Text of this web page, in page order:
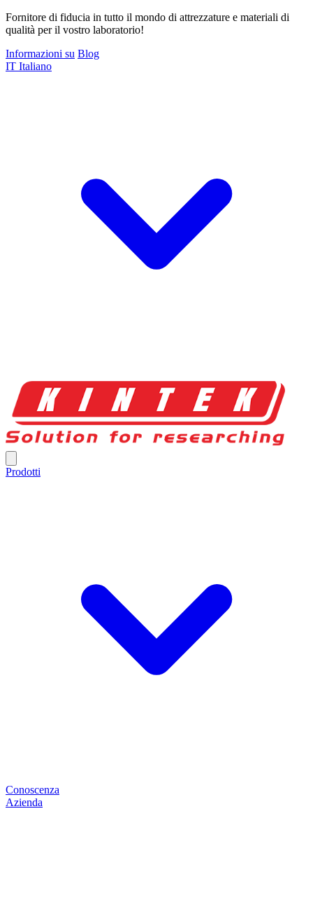
Fornitore di fiducia in tutto il mondo di attrezzature e materiali di
qualità per il vostro laboratorio!
Informazioni su Blog
IT Italiano
Prodotti
Conoscenza
Azienda